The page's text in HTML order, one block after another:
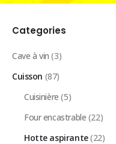
Categories
Cave à vin (3)
Cuisson (87)
Cuisinière (5)
Four encastrable (22)
Hotte aspirante(22)